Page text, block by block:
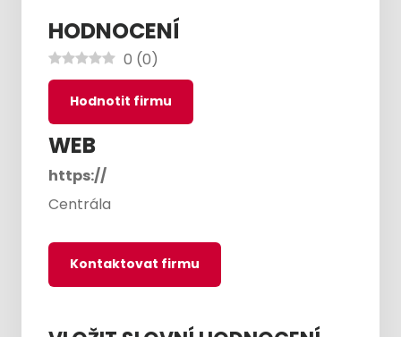
HODNOCENÍ
0 (0)
Hodnotit firmu
WEB
https://
Centrála
Kontaktovat firmu